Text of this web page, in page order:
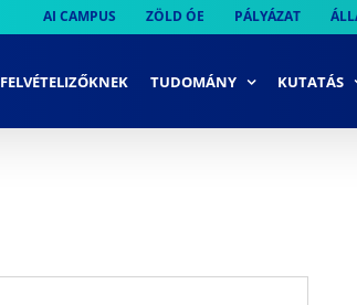
AI CAMPUS ZÖLD ÓE PÁLYÁZAT
FELVÉTELIZŐKNEK TUDOMÁNY KUTATÁS